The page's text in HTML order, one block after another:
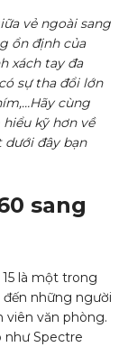
vẻ ngoài sang
ổn định của
xách tay đa
sự tha đổi lớn
cùng
kỹ hơn về
đây bạn
sang
15 là một trong
những người
viên văn phòng.
như Spectre